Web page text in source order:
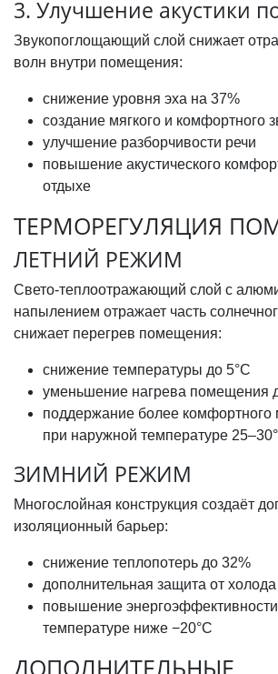
3. Улучшение акустики
Звукопоглощающий слой снижает
волн внутри помещения:
снижение уровня эха на 37%
создание мягкого и комфортного
улучшение разборчивости речи
повышение акустического
отдыхе
ТЕРМОРЕГУЛЯЦИЯ
ЛЕТНИЙ РЕЖИМ
Свето-теплоотражающий слой с
напылением отражает часть
снижает перегрев помещения:
снижение температуры до 5°C
уменьшение нагрева помещения
поддержание более комфортного
при наружной температуре
ЗИМНИЙ РЕЖИМ
Многослойная конструкция создаёт
изоляционный барьер:
снижение теплопотерь до 32%
дополнительная защита от холода
повышение
температуре ниже −20°C
ДОПОЛНИТЕЛЬНЫЕ